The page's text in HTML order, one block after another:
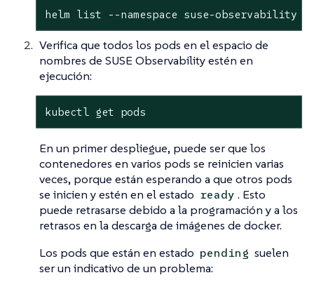
helm list --namespace suse-observability
Verifica que todos los pods en el espacio de
nombres de SUSE Observability estén en
ejecución:
kubectl get pods
En un primer despliegue, puede ser que los
contenedores en varios pods se reinicien varias
veces, porque están esperando a que otros pods
se inicien y estén en el estado ready . Esto
puede retrasarse debido a la programación y a los
retrasos en la descarga de imágenes de docker.
Los pods que están en estado pending suelen
ser un indicativo de un problema: